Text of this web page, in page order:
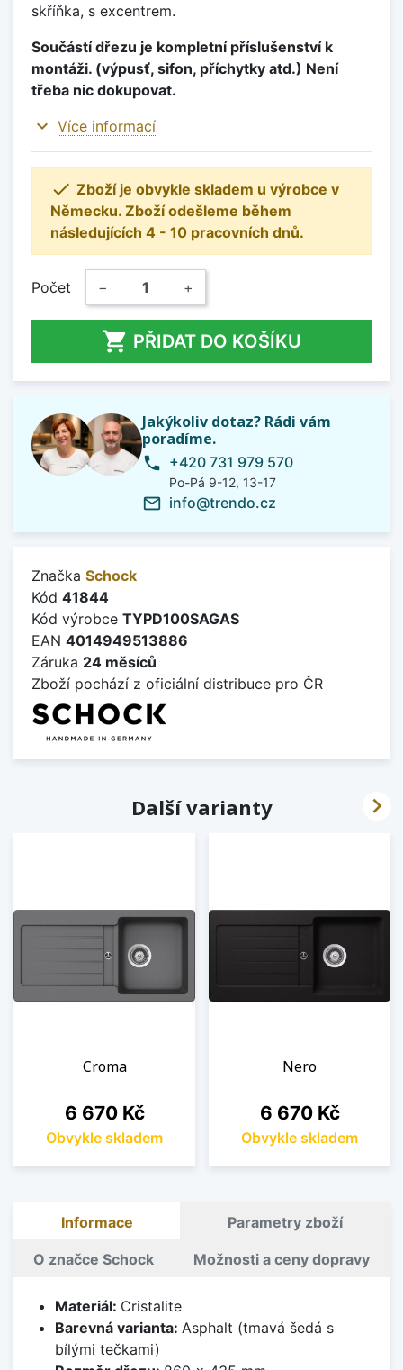
skříňka, s excentrem.
Součástí dřezu je kompletní příslušenství k
montáži. (výpusť, sifon, příchytky atd.) Není
třeba nic dokupovat.
expand_more Více informací
 Zboží je obvykle skladem u výrobce v
Německu. Zboží odešleme během
následujících 4 - 10 pracovních dnů.
Počet − +
 PŘIDAT DO KOŠÍKU
Jakýkoliv dotaz? Rádi vám
poradíme.
phone +420 731 979 570
Po-Pá 9-12, 13-17
mail_outline info@trendo.cz
Značka Schock
Kód 41844
Kód výrobce TYPD100SAGAS
EAN 4014949513886
Záruka 24 měsíců
Zboží pochází z oficiální distribuce pro ČR
Další varianty
Croma
Cena
6 670 Kč
Obvykle skladem
Nero
Cena
6 670 Kč
Obvykle skladem

Informace Parametry zboží
O značce Schock Možnosti a ceny dopravy
Materiál: Cristalite
Barevná varianta: Asphalt (tmavá šedá s
bílými tečkami)